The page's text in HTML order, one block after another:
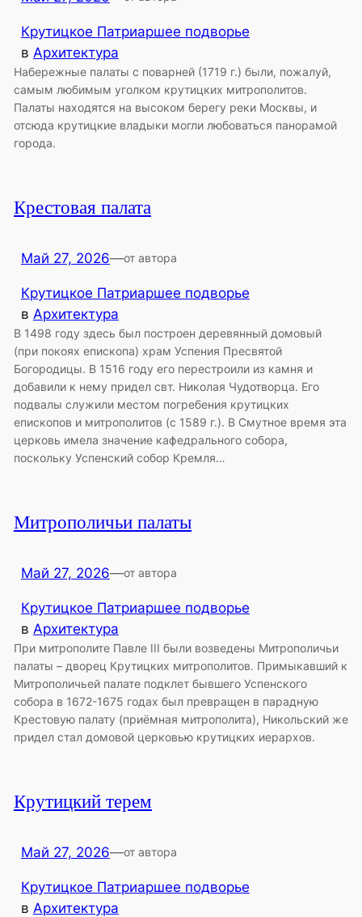
Крутицкое Патриаршее подворье
в Архитектура
Набережные палаты с поварней (1719 г.) были, пожалуй,
самым любимым уголком крутицких митрополитов.
Палаты находятся на высоком берегу реки Москвы, и
отсюда крутицкие владыки могли любоваться панорамой
города.
Крестовая палата
Май 27, 2026—от автора
Крутицкое Патриаршее подворье
в Архитектура
В 1498 году здесь был построен деревянный домовый
(при покоях епископа) храм Успения Пресвятой
Богородицы. В 1516 году его перестроили из камня и
добавили к нему придел свт. Николая Чудотворца. Его
подвалы служили местом погребения крутицких
епископов и митрополитов (с 1589 г.). В Смутное время эта
церковь имела значение кафедрального собора,
поскольку Успенский собор Кремля…
Митрополичьи палаты
Май 27, 2026—от автора
Крутицкое Патриаршее подворье
в Архитектура
При митрополите Павле III были возведены Митрополичьи
палаты – дворец Крутицких митрополитов. Примыкавший к
Митрополичьей палате подклет бывшего Успенского
собора в 1672-1675 годах был превращен в парадную
Крестовую палату (приёмная митрополита), Никольский же
придел стал домовой церковью крутицких иерархов.
Крутицкий терем
Май 27, 2026—от автора
Крутицкое Патриаршее подворье
в Архитектура